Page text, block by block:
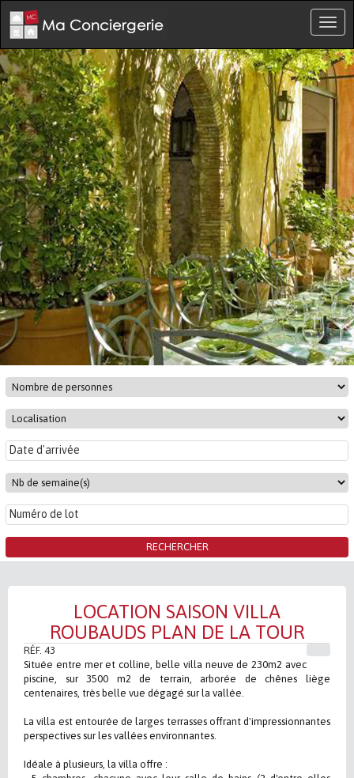
LOCATION SAISON VILLA
ROUBAUDS PLAN DE LA TOUR
RÉF. 43
Située entre mer et colline, belle villa neuve de 230m2 avec
piscine, sur 3500 m2 de terrain, arborée de chênes liège
centenaires, très belle vue dégagé sur la vallée.
La villa est entourée de larges terrasses offrant d'impressionnantes
perspectives sur les vallées environnantes.
Idéale à plusieurs, la villa offre :